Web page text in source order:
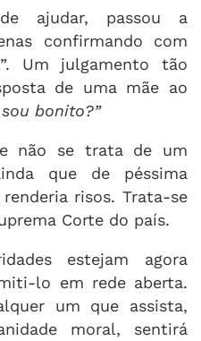
ajudar, passou a
confirmando com
Um julgamento tão
de uma mãe ao
sou bonito?”
não se trata de um
que de péssima
risos. Trata-se
Corte do país.
estejam agora
lo em rede aberta.
um que assista,
moral, sentirá